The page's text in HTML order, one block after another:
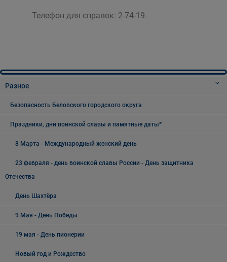
Телефон для справок: 2-74-19.
Разное
Безопасность Беловского городского округа
Праздники, дни воинской славы и памятные даты*
8 Марта - Международный женский день
23 февраля - день воинской славы России - День защитника
Отечества
День Шахтёра
9 Мая - День Победы
19 мая - День пионерии
Новый год и Рождество